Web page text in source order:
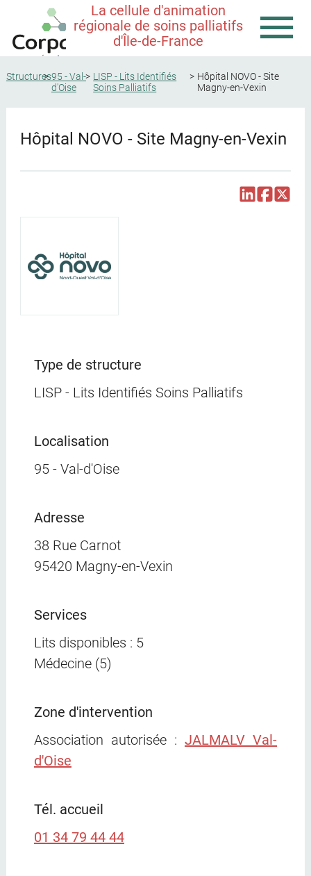
La cellule d'animation
régionale de soins palliatifs
d'Île-de-France
Structures95 - Val-
d'Oise
LISP - Lits Identifiés
Soins Palliatifs
Hôpital NOVO - Site
Magny-en-Vexin
Hôpital NOVO - Site Magny-en-Vexin
Type de structure
LISP - Lits Identifiés Soins Palliatifs
Localisation
95 - Val-d'Oise
Adresse
38 Rue Carnot
95420 Magny-en-Vexin
Services
Lits disponibles : 5
Médecine (5)
Zone d'intervention
Association autorisée :JALMALV Val-
d'Oise
Tél. accueil
01 34 79 44 44